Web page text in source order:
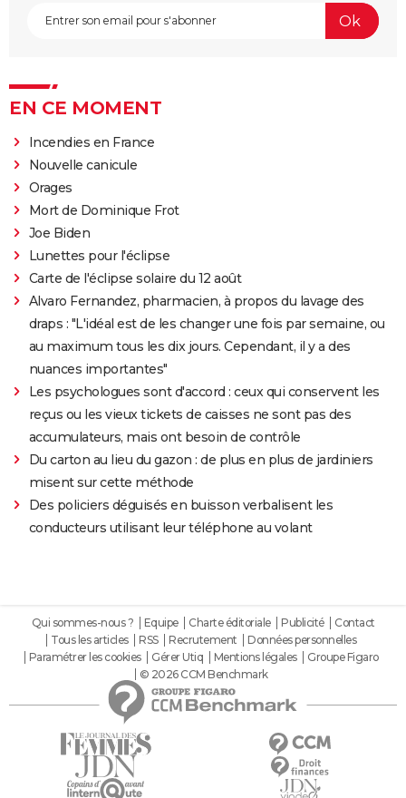
EN CE MOMENT
Incendies en France
Nouvelle canicule
Orages
Mort de Dominique Frot
Joe Biden
Lunettes pour l'éclipse
Carte de l'éclipse solaire du 12 août
Alvaro Fernandez, pharmacien, à propos du lavage des
draps : "L'idéal est de les changer une fois par semaine, ou
au maximum tous les dix jours. Cependant, il y a des
nuances importantes"
Les psychologues sont d'accord : ceux qui conservent les
reçus ou les vieux tickets de caisses ne sont pas des
accumulateurs, mais ont besoin de contrôle
Du carton au lieu du gazon : de plus en plus de jardiniers
misent sur cette méthode
Des policiers déguisés en buisson verbalisent les
conducteurs utilisant leur téléphone au volant
Qui sommes-nous ? Equipe Charte éditoriale Publicité
Contact
Tous les articles
RSS Recrutement
Données personnelles
Paramétrer les cookies
Gérer Utiq Mentions légales
Groupe Figaro
© 2026 CCM Benchmark